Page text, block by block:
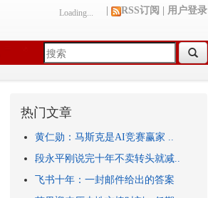
RSS订阅 用户登录
Loading...
热门文章
黄仁勋：马斯克是AI竞赛赢家 ..
段永平刚说完十年不卖转头就减..
飞书十年：一封邮件给出的答案